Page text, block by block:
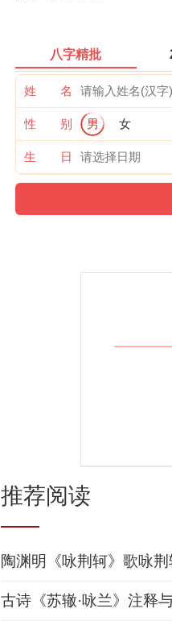
八字精批
姓 名
性 别 男 女
生 日
推荐阅读
陶渊明《咏荆轲》歌咏
古诗《苏辙·咏兰》注释